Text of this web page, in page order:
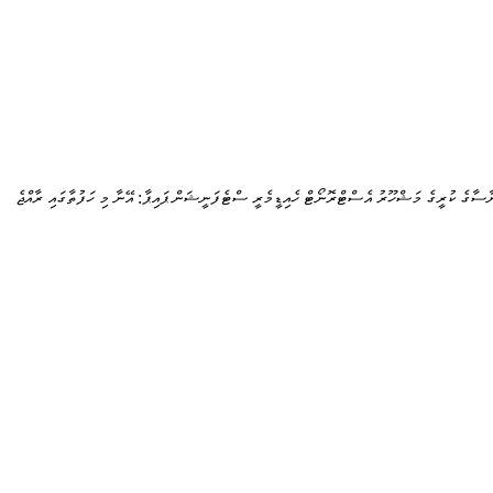
ކުރީގެ މަޝްހޫރު އެސްޓްރޮނޯޓް ހެއިޑީމެރީ ސްޓެފަނީޝަން ޕައިޕާ: އޭނާ މި ހަފުތާގައި ރާއްޖެ